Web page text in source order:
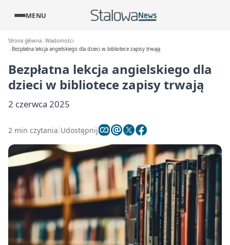
MENU
Strona główna Wiadomości
Bezpłatna lekcja angielskiego dla dzieci w bibliotece zapisy trwają
Bezpłatna lekcja angielskiego dla
dzieci w bibliotece zapisy trwają
2 czerwca 2025
2 min czytania Udostępnij